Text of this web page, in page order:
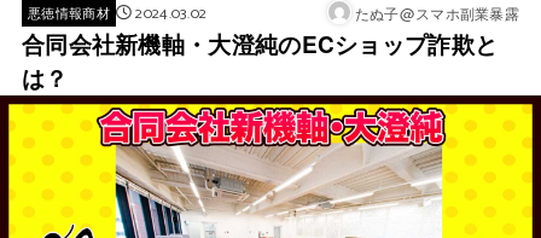
悪徳情報商材 2024.03.02 たぬ子@スマホ副業暴露
合同会社新機軸・大澄純のECショップ詐欺と
は？